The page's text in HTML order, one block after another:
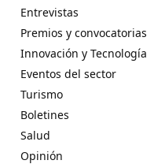
Entrevistas
Premios y convocatorias
Innovación y Tecnología
Eventos del sector
Turismo
Boletines
Salud
Opinión